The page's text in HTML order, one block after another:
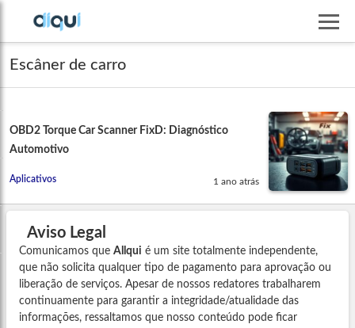
Escâner de carro
OBD2 Torque Car Scanner FixD: Diagnóstico
Automotivo
Aplicativos 1 ano atrás
Aviso Legal
Comunicamos que Allqui é um site totalmente independente,
que não solicita qualquer tipo de pagamento para aprovação ou
liberação de serviços. Apesar de nossos redatores trabalharem
continuamente para garantir a integridade/atualidade das
informações, ressaltamos que nosso conteúdo pode ficar